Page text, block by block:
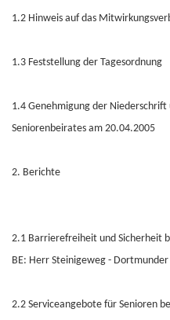
1.2 Hinweis auf das
1.3 Feststellung der Tagesordnung
1.4 Genehmigung der Niederschrift
Seniorenbeirates am 20.04.2005
2. Berichte
2.1 Barrierefreiheit und Sicherheit
BE: Herr Steinigeweg -
2.2 Serviceangebote für Senioren